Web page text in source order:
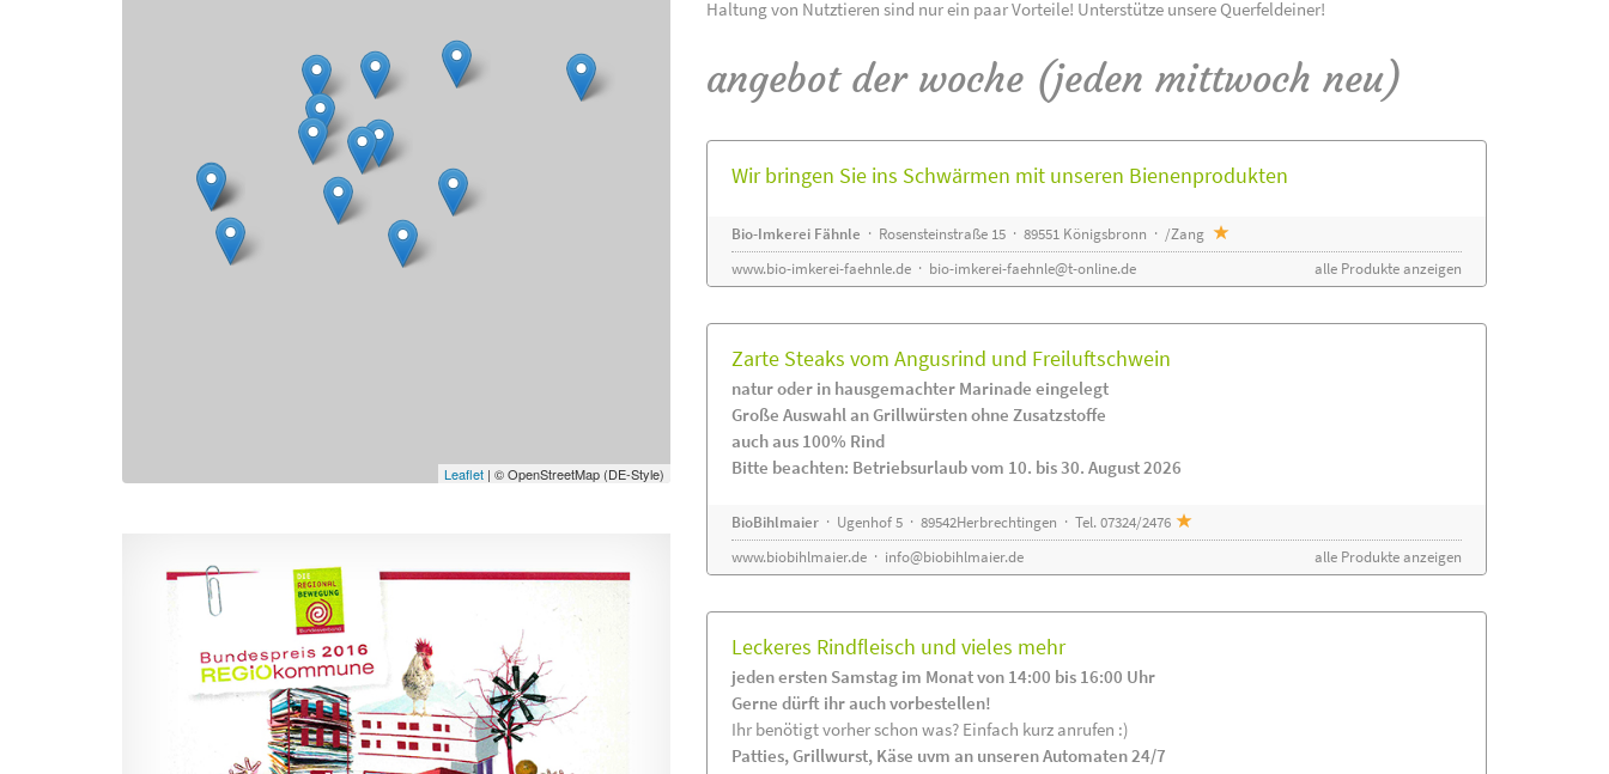
Leaflet| © OpenStreetMap (DE-Style)
Haltung von Nutztieren sind nur ein paar Vorteile! Unterstütze unsere Querfeldeiner!
angebot der woche (jeden mittwoch neu)
Wir bringen Sie ins Schwärmen mit unseren Bienenprodukten
Bio-Imkerei Fähnle · Rosensteinstraße 15 · 89551 Königsbronn · /Zang
www.bio-imkerei-faehnle.de· bio-imkerei-faehnle@t-online.de alle Produkte anzeigen
Zarte Steaks vom Angusrind und Freiluftschwein
natur oder in hausgemachter Marinade eingelegt
Große Auswahl an Grillwürsten ohne Zusatzstoffe
auch aus 100% Rind
Bitte beachten: Betriebsurlaub vom 10. bis 30. August 2026
BioBihlmaier· Ugenhof 5 · 89542Herbrechtingen · Tel. 07324/2476
www.biobihlmaier.de· info@biobihlmaier.de alle Produkte anzeigen
Leckeres Rindfleisch und vieles mehr
jeden ersten Samstag im Monat von 14:00 bis 16:00 Uhr
Gerne dürft ihr auch vorbestellen!
Ihr benötigt vorher schon was? Einfach kurz anrufen :)
Patties, Grillwurst, Käse uvm an unseren Automaten 24/7